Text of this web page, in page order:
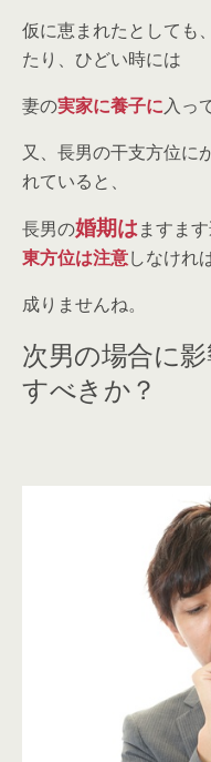
仮に恵まれたとしても、
たり、ひどい時には
妻の実家に養子に入っ
又、長男の干支方位に
れていると、
長男の婚期はますま
東方位は注意しなけれ
成りませんね。
次男の場合に
すべきか？